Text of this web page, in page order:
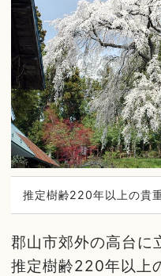
推定樹齢220年以上の貴
郡山市郊外の高台に
推定樹齢220年以上